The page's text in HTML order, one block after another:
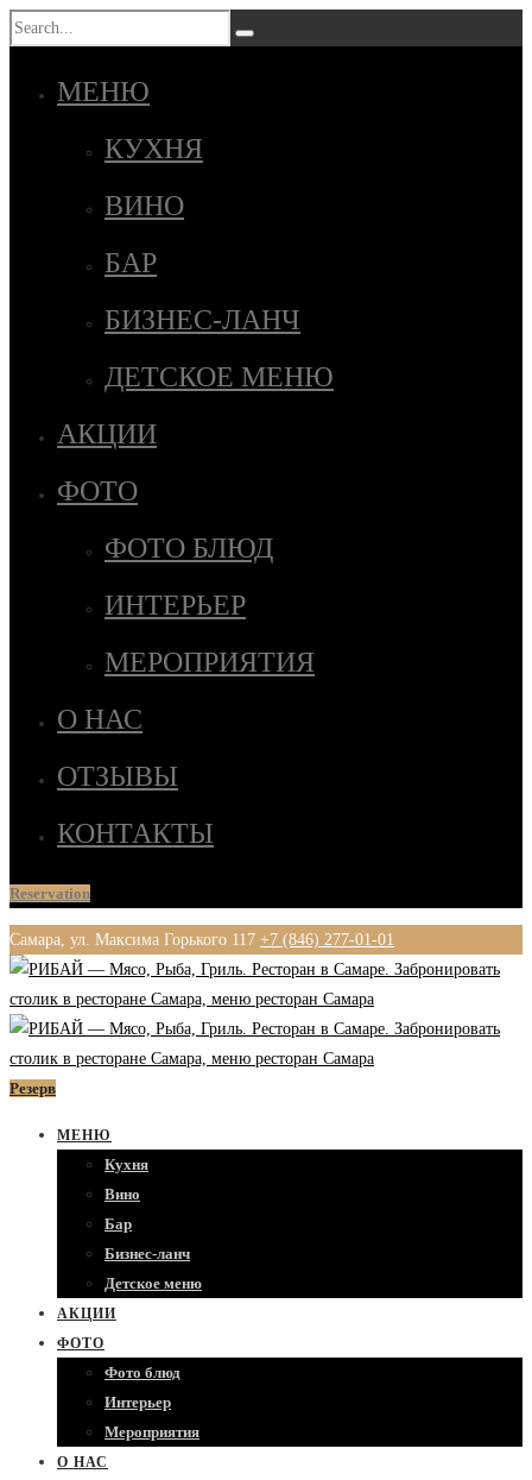
МЕНЮ
КУХНЯ
ВИНО
БАР
БИЗНЕС-ЛАНЧ
ДЕТСКОЕ МЕНЮ
АКЦИИ
ФОТО
ФОТО БЛЮД
ИНТЕРЬЕР
МЕРОПРИЯТИЯ
О НАС
ОТЗЫВЫ
КОНТАКТЫ
Reservation
Самара, ул. Максима Горького 117 +7 (846) 277-01-01
Резерв
МЕНЮ
Кухня
Вино
Бар
Бизнес-ланч
Детское меню
АКЦИИ
ФОТО
Фото блюд
Интерьер
Мероприятия
О НАС